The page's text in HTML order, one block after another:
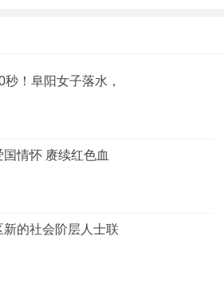
秒！阜阳女子落水，
国情怀 赓续红色血
新的社会阶层人士联